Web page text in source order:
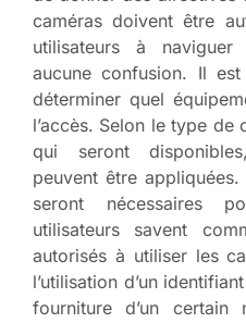
caméras doivent être
utilisateurs à naviguer
aucune confusion. Il
déterminer quel
l’accès. Selon le type de
qui seront
peuvent être
seront nécessaires
utilisateurs savent
autorisés à utiliser les
l’utilisation d’un
fourniture d’un certain